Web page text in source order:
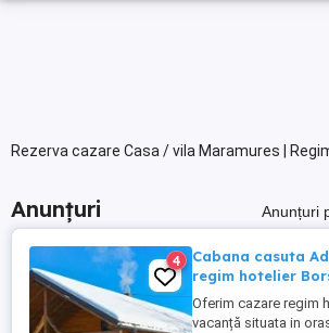
Rezerva cazare Casa / vila Maramures |
Anunțuri Anunțuri
4
Cabana casuta
regim hotelier
Oferim cazare regim
vacanță situata in